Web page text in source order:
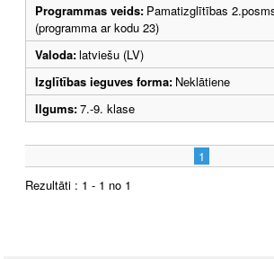
Programmas veids: Pamatizglītības
(programma ar kodu 23)
Valoda:latviešu (LV)
Izglītības ieguves forma: Neklātiene
Ilgums:7.-9. klase
1
Rezultāti : 1 - 1 no 1